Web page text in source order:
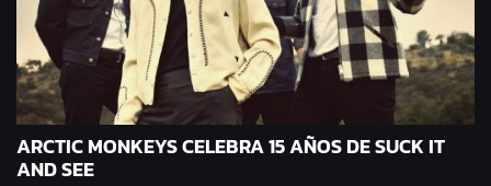
ARCTIC MONKEYS CELEBRA 15 AÑOS DE SUCK IT
AND SEE